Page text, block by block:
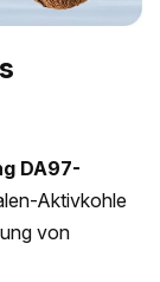
DA97-
Aktivkohle
von